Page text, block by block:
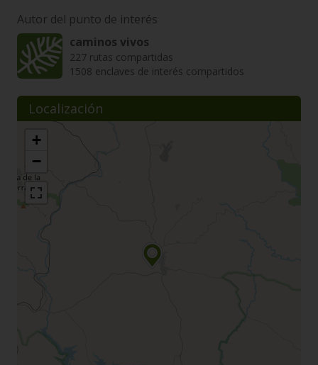
Autor del punto de interés
caminos vivos
227 rutas compartidas
1508 enclaves de interés compartidos
Localización
+
−